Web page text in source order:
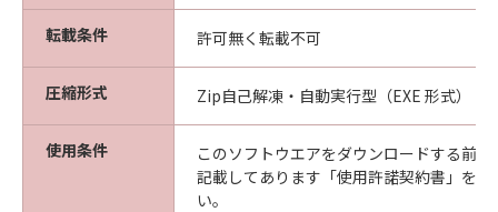
転載条件 許可無く転載不可
圧縮形式 Zip自己解凍・自動実行型（EXE 形式）
使用条件
このソフトウエアをダウンロードする前
記載してあります「使用許諾契約書」を
い。